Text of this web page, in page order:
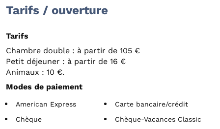
Tarifs / ouverture
Tarifs
Chambre double : à partir de 105 €
Petit déjeuner : à partir de 16 €
Animaux : 10 €.
Modes de paiement
American Express
Carte bancaire/crédit
Chèque
Chèque-Vacances Classic